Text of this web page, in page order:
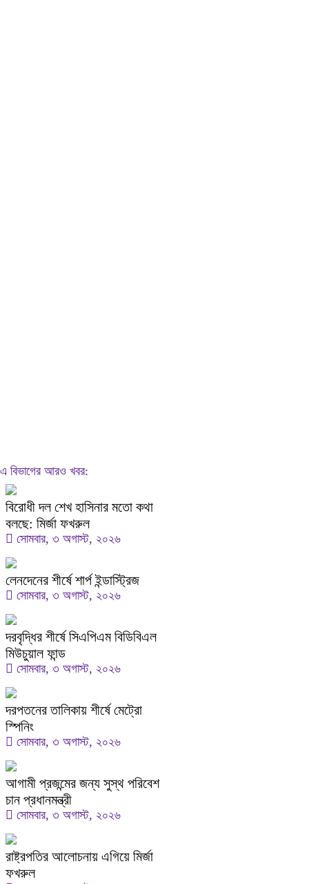
এ বিভাগের আরও খবর:
বিরোধী দল শেখ হাসিনার মতো কথা
বলছে: মির্জা ফখরুল
সোমবার, ৩ অগাস্ট, ২০২৬
লেনদেনের শীর্ষে শার্প ইন্ডাস্ট্রিজ
সোমবার, ৩ অগাস্ট, ২০২৬
দরবৃদ্ধির শীর্ষে সিএপিএম বিডিবিএল
মিউচুয়াল ফান্ড
সোমবার, ৩ অগাস্ট, ২০২৬
দরপতনের তালিকায় শীর্ষে মেট্রো
স্পিনিং
সোমবার, ৩ অগাস্ট, ২০২৬
আগামী প্রজন্মের জন্য সুস্থ পরিবেশ
চান প্রধানমন্ত্রী
সোমবার, ৩ অগাস্ট, ২০২৬
রাষ্ট্রপতির আলোচনায় এগিয়ে মির্জা
ফখরুল